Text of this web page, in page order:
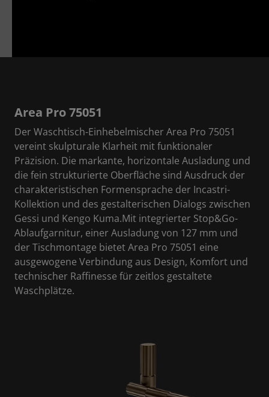
Area Pro 75051
Der Waschtisch-Einhebelmischer Area Pro 75051
vereint skulpturale Klarheit mit funktionaler
Präzision. Die markante, horizontale Ausladung und
die fein strukturierte Oberfläche sind Ausdruck der
charakteristischen Formensprache der Incastri-
Kollektion und des gestalterischen Dialogs zwischen
Gessi und Kengo Kuma.Mit integrierter Stop&Go-
Ablaufgarnitur, einer Ausladung von 127 mm und
der Tischmontage bietet Area Pro 75051 eine
ausgewogene Verbindung aus Design, Komfort und
technischer Raffinesse für zeitlos gestaltete
Waschplätze.